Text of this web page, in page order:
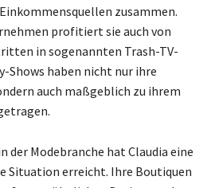
zusammen.
profitiert sie auch von
in sogenannten Trash-TV-
Shows haben nicht nur ihre
auch maßgeblich zu ihrem
der Modebranche hat Claudia eine
erreicht. Ihre Boutiquen